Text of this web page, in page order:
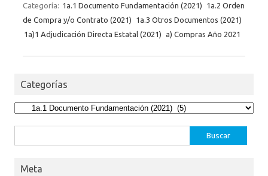
Categoría: 1a.1 Documento Fundamentación (2021)
1a.2 Orden
de Compra y/o Contrato (2021)
1a.3 Otros Documentos (2021)
1a)1 Adjudicación Directa Estatal (2021)
a) Compras Año 2021
Categorías
Categorías
Meta